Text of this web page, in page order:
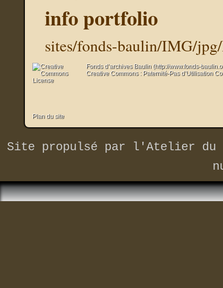
info portfolio
sites/fonds-baulin/IMG/
Fonds d’archives Baulin (http://www.fonds-
Creative Commons : Paternité-Pas d’Utilisation
Plan du site
Site propulsé par
l'Atelier du